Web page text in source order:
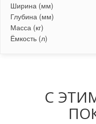
Ширина (мм)
Глубина (мм)
Масса (кг)
Ёмкость (л)
С